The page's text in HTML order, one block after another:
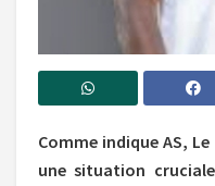
Comme indique AS,
une situation